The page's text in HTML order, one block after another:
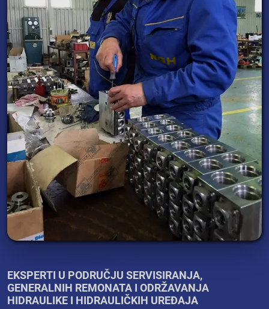
EKSPERTI U PODRUČJU SERVISIRANJA,
GENERALNIH REMONATA I ODRŽAVANJA
HIDRAULIKE I HIDRAULIČKIH UREĐAJA